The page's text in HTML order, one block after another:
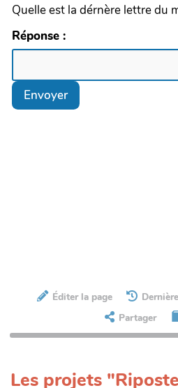
Quelle est la dérnère lettre du
Réponse :
Envoyer
Éditer la page
Partager